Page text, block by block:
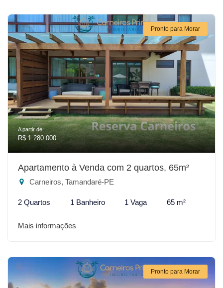
Pronto para Morar
A partir de:
R$ 1.280.000
Apartamento à Venda com 2 quartos, 65m²
Carneiros, Tamandaré-PE
2 Quartos 1 Banheiro 1 Vaga 65 m²
Mais informações
Pronto para Morar